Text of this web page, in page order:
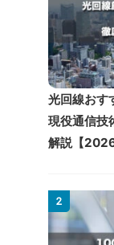
光回線おす
現役通信技
解説【2026
2